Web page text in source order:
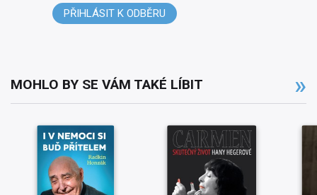
PŘIHLÁSIT K ODBĚRU
MOHLO BY SE VÁM TAKÉ LÍBIT